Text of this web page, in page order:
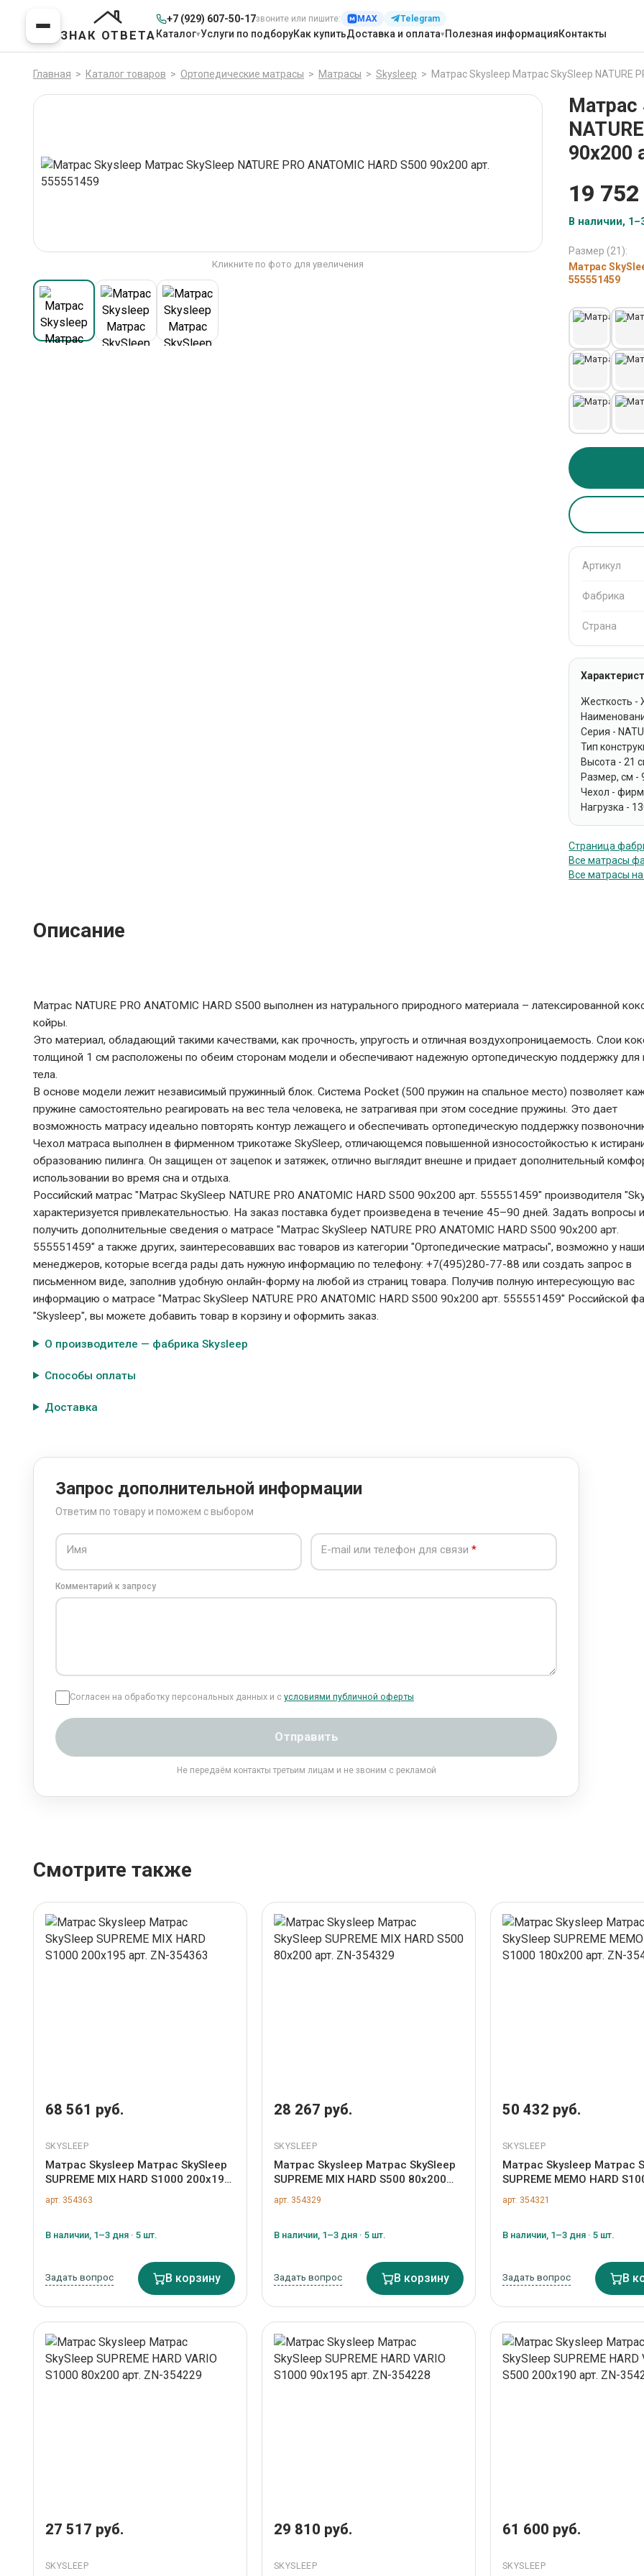
ЗНАК ОТВЕТА
+7 (929) 607-50-17звоните или пишите: MAX Telegram
Каталог Услуги по подборуКак купитьДоставка и оплата Полезная информацияКонтакты
Главная > Каталог товаров > Ортопедические матрасы > Матрасы > Skysleep > Матрас Skysleep Матрас SkySleep NATURE
Кликните по фото для увеличения
Матрас
90x200
19 752
В наличии,
Размер (21):
Матрас
555551459
Артикул
Фабрика
Страна
Жесткость -
Серия -
Тип
Высота - 21
Размер, см -
Чехол -
Нагрузка -
Страница
Все матрасы
Все матрасы на
Описание
Матрас NATURE PRO ANATOMIC HARD S500 выполнен из натурального природного материала – латексированной
койры.
Это материал, обладающий такими качествами, как прочность, упругость и отличная воздухопроницаемость. Слои
толщиной 1 см расположены по обеим сторонам модели и обеспечивают надежную ортопедическую поддержку для
тела.
В основе модели лежит независимый пружинный блок. Система Pocket (500 пружин на спальное место) позволяет
пружине самостоятельно реагировать на вес тела человека, не затрагивая при этом соседние пружины. Это дает
возможность матрасу идеально повторять контур лежащего и обеспечивать ортопедическую поддержку
Чехол матраса выполнен в фирменном трикотаже SkySleep, отличающемся повышенной износостойкостью к
образованию пилинга. Он защищен от зацепок и затяжек, отлично выглядит внешне и придает дополнительный
использовании во время сна и отдыха.
Российский матрас "Матрас SkySleep NATURE PRO ANATOMIC HARD S500 90x200 арт. 555551459" производителя
характеризуется привлекательностью. На заказ поставка будет произведена в течение 45–90 дней. Задать вопросы и
получить дополнительные сведения о матрасе "Матрас SkySleep NATURE PRO ANATOMIC HARD S500 90x200 арт.
555551459" а также других, заинтересовавших вас товаров из категории "Ортопедические матрасы", возможно у
менеджеров, которые всегда рады дать нужную информацию по телефону: +7(495)280-77-88 или создать запрос в
письменном виде, заполнив удобную онлайн-форму на любой из страниц товара. Получив полную интересующую вас
информацию о матрасе "Матрас SkySleep NATURE PRO ANATOMIC HARD S500 90x200 арт. 555551459" Российской
"Skysleep", вы можете добавить товар в корзину и оформить заказ.
О производителе — фабрика Skysleep
Способы оплаты
Доставка
Запрос дополнительной информации
Ответим по товару и поможем с выбором
Имя E-mail или телефон для связи
Комментарий к запросу
Согласен на обработку персональных данных и с условиями публичной оферты
Отправить
Не передаём контакты третьим лицам и не звоним с рекламой
Смотрите также
68 561 руб.
SKYSLEEP
Матрас Skysleep Матрас SkySleep
SUPREME MIX HARD S1000 200x195
арт. ZN-354363
арт. 354363
В наличии, 1–3 дня · 5 шт.
Задать вопрос В корзину
28 267 руб.
SKYSLEEP
Матрас Skysleep Матрас SkySleep
SUPREME MIX HARD S500 80x200
арт. ZN-354329
арт. 354329
В наличии, 1–3 дня · 5 шт.
Задать вопрос В корзину
50 432 руб.
SKYSLEEP
Матрас Skysleep Матрас
SUPREME MEMO HARD
180x200 арт. ZN-354321
арт. 354321
В наличии, 1–3 дня · 5 шт.
Задать вопрос В
27 517 руб.
SKYSLEEP
29 810 руб.
SKYSLEEP
61 600 руб.
SKYSLEEP